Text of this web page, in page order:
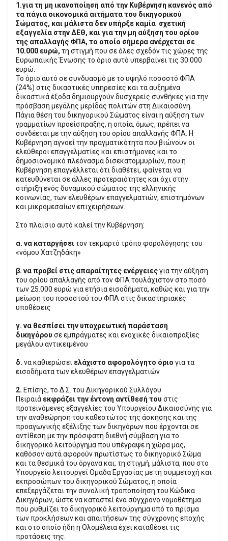
1.για τη μη ικανοποίηση από την Κυβέρνηση κανενός από
τα πάγια οικονομικά αιτήματα του δικηγορικού
Σώματος, και μάλιστα δεν υπήρξε καμία σχετική
εξαγγελία στην ΔΕΘ, και για την μη αύξηση του ορίου
της απαλλαγής ΦΠΑ, το οποίο σήμερα ανέρχεται σε
10.000 ευρώ, τη στιγμή που σε όλες σχεδόν τις χώρες της
Ευρωπαϊκής Ένωσης το όριο αυτό υπερβαίνει τις 30.000
ευρώ.
Το όριο αυτό σε συνδυασμό με το υψηλό ποσοστό ΦΠΑ
(24%) στις δικαστικές υπηρεσίες και τα αυξημένα
δικαστικά έξοδα δημιουργούν δυσχερείς συνθήκες για την
πρόσβαση μεγάλης μερίδας πολιτών στη Δικαιοσύνη.
Πάγια θέση του δικηγορικού Σώματος είναι η αύξηση των
γραμματίων προείσπραξης, η οποία, όμως, πρέπει να
συνδέεται με την αύξηση του ορίου απαλλαγής ΦΠΑ. Η
Κυβέρνηση αγνοεί την πραγματικότητα που βιώνουν οι
ελεύθεροι επαγγελματίες και επιστήμονες και το
δημοσιονομικό πλεόνασμα δισεκατομμυρίων, που η
Κυβέρνηση επαγγέλλεται ότι διαθέτει, φαίνεται να
κατευθύνεται σε άλλες προτεραιότητες και όχι στην
στήριξη ενός δυναμικού σώματος της ελληνικής
κοινωνίας, των ελευθέρων επαγγελματιών, επιστημόνων
και μικρομεσαίων επιχειρήσεων.
Στο πλαίσιο αυτό καλεί την Κυβέρνηση:
α. να καταργήσειτον τεκμαρτό τρόπο φορολόγησης του
«νόμου Χατζηδάκη»
β. να προβεί στις απαραίτητες ενέργειεςγια την αύξηση
του ορίου απαλλαγής από τον ΦΠΑ τουλάχιστον στο ποσό
των 25.000 ευρώ για ετήσια εισοδήματα, καθώς και για την
μείωση του ποσοστού του ΦΠΑ στις δικαστηριακές
υποθέσεις
γ. να θεσπίσει την υποχρεωτική παράσταση
δικηγόρου σε εμπράγματες και ενοχικές δικαιοπραξίες
μεγάλου αντικειμένου
δ. να καθιερώσει ελάχιστο αφορολόγητο όριο για τα
εισοδήματα των ελευθέρων επαγγελματιών
2. Επίσης, το Δ.Σ. του Δικηγορικού Συλλόγου
Πειραιά εκφράζει την έντονη αντίθεσή του στις
προτεινόμενες εξαγγελίες του Υπουργείου Δικαιοσύνης για
την αναθεώρηση του καθεστώτος της άσκησης και της
προαγωγικής εξέλιξης των δικηγόρων που έρχονται σε
αντίθεση με την πρόσφατη διεθνή σύμβαση για το
δικηγορικό λειτούργημα που υπέγραψε η χώρα μας,
καθόσον αυτά αφορούν πρωτίστως το δικηγορικό Σώμα
και τα θεσμικά του όργανα και, τη στιγμή, μάλιστα, που στο
Υπουργείο λειτουργεί Ομάδα Εργασίας με τη συμμετοχή και
εκπροσώπων του δικηγορικού Σώματος, η οποία
επεξεργάζεται την συνολική τροποποίηση του Κώδικα
Δικηγόρων, ώστε να καταστεί ένα σύγχρονο νομοθέτημα
που ρυθμίζει το δικηγορικό λειτούργημα υπό το πρίσμα
των προκλήσεων και απαιτήσεων της σύγχρονης εποχής
και στο οποίο ήδη η Ολομέλεια έχει καταθέσει τις
προτάσεις της.